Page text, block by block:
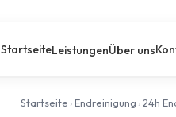
StartseiteLeistungenÜber uns
Startseite ›Endreinigung ›24h